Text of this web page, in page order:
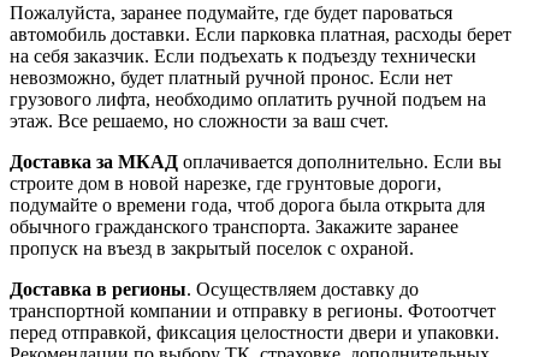
Пожалуйста, заранее подумайте, где будет пароваться
автомобиль доставки. Если парковка платная, расходы берет
на себя заказчик. Если подъехать к подъезду технически
невозможно, будет платный ручной пронос. Если нет
грузового лифта, необходимо оплатить ручной подъем на
этаж. Все решаемо, но сложности за ваш счет.
Доставка за МКАД оплачивается дополнительно. Если вы
строите дом в новой нарезке, где грунтовые дороги,
подумайте о времени года, чтоб дорога была открыта для
обычного гражданского транспорта. Закажите заранее
пропуск на въезд в закрытый поселок с охраной.
Доставка в регионы. Осуществляем доставку до
транспортной компании и отправку в регионы. Фотоотчет
перед отправкой, фиксация целостности двери и упаковки.